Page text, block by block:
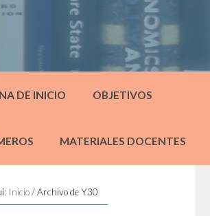
DE INICIO OBJETIVOS
MATERIALES DOCENTES
Inicio /Archivo de Y30